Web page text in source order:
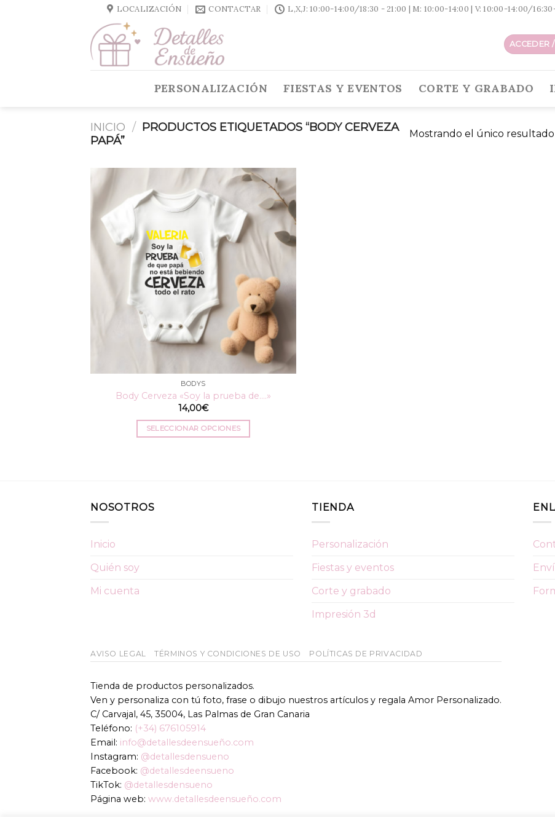
LOCALIZACIÓN CONTACTAR L,X,J: 10:00-14:00/18:30 - 21:00 | M: 10:00-14:00 | V: 10:00-14:00/
ACCEDER
PERSONALIZACIÓN FIESTAS Y EVENTOS CORTE Y GRABADO
INICIO / PRODUCTOS ETIQUETADOS “BODY CERVEZA
PAPÁ”
Mostrando el único resultado
BODYS
Body Cerveza «Soy la prueba de….»
14,00€
SELECCIONAR OPCIONES
NOSOTROS
Inicio
Quién soy
Mi cuenta
TIENDA
Personalización
Fiestas y eventos
Corte y grabado
Impresión 3d
AVISO LEGAL TÉRMINOS Y CONDICIONES DE USO POLÍTICAS DE PRIVACIDAD
Tienda de productos personalizados.
Ven y personaliza con tú foto, frase o dibujo nuestros artículos y regala Amor Personalizado.
C/ Carvajal, 45, 35004, Las Palmas de Gran Canaria
Teléfono: (+34) 676105914
Email: info@detallesdeensueño.com
Instagram: @detallesdensueno
Facebook: @detallesdeensueno
TikTok: @detallesdensueno
Página web: www.detallesdeensueño.com